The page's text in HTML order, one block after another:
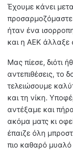
Έχουμε κάνει
προσαρμοζόμαστε
ήταν ένα
και η ΑΕΚ άλλαξε
Μας πίεσε, διότι
αντεπιθέσεις, το
τελειώσουμε
και τη νίκη.
αντέξαμε και
ακόμα ματς κι
έπαιζε όλη
πιο καθαρό μυαλό